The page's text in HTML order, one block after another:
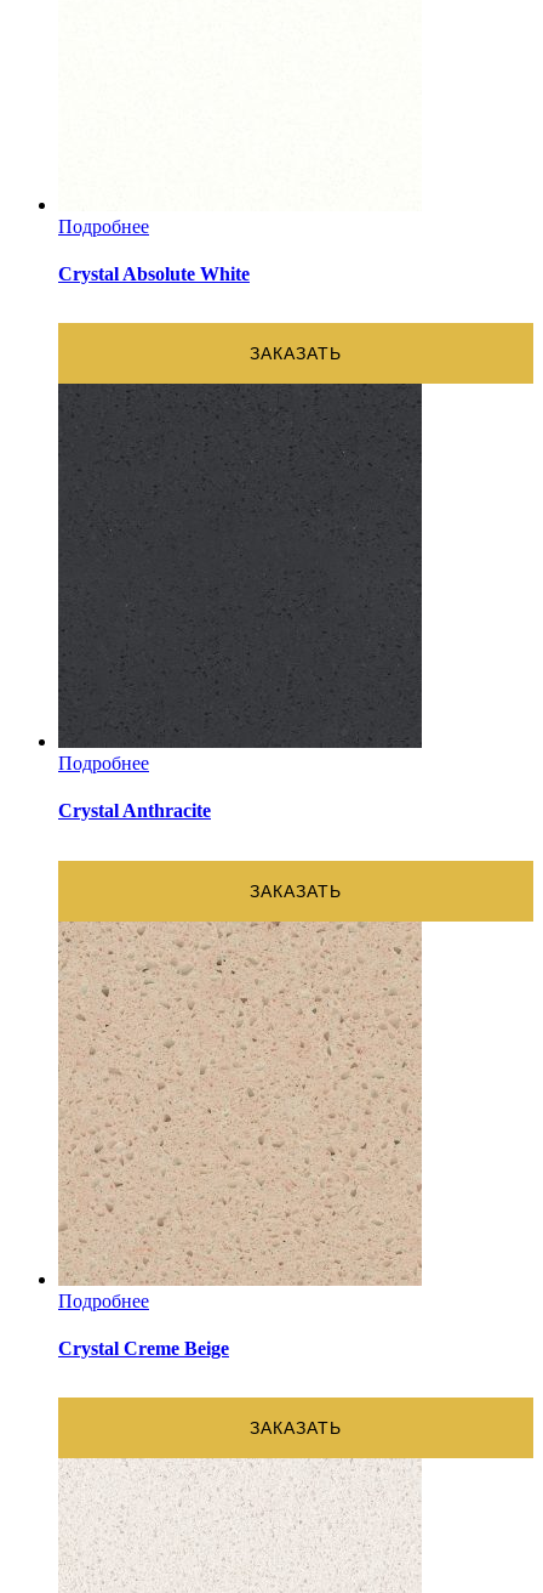
Подробнее
Crystal Absolute White
ЗАКАЗАТЬ
Подробнее
Crystal Anthracite
ЗАКАЗАТЬ
Подробнее
Crystal Creme Beige
ЗАКАЗАТЬ